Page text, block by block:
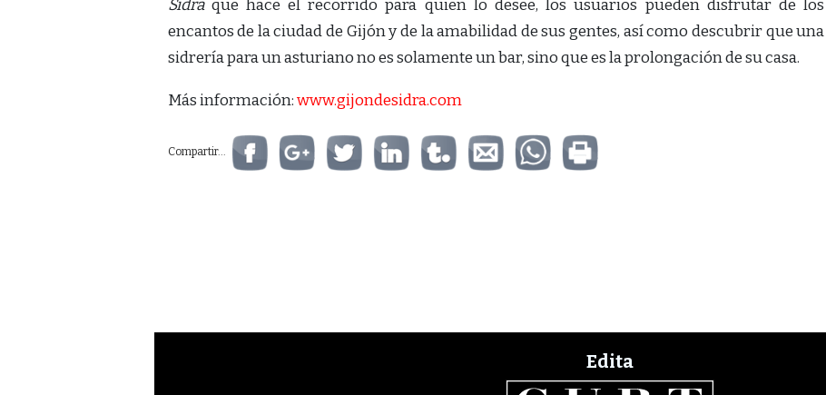
Sidraque hace el recorrido para quien lo desee, los usuarios pueden disfrutar de los
encantos de la ciudad de Gijón y de la amabilidad de sus gentes, así como descubrir que una
sidrería para un asturiano no es solamente un bar, sino que es la prolongación de su casa.
Más información:www.gijondesidra.com
Compartir...
Edita